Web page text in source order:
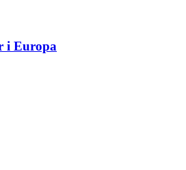
i Europa